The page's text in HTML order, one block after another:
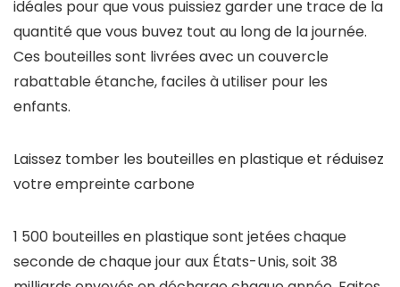
idéales pour que vous puissiez garder une trace de la
quantité que vous buvez tout au long de la journée.
Ces bouteilles sont livrées avec un couvercle
rabattable étanche, faciles à utiliser pour les
enfants.
Laissez tomber les bouteilles en plastique et réduisez
votre empreinte carbone
1 500 bouteilles en plastique sont jetées chaque
seconde de chaque jour aux États-Unis, soit 38